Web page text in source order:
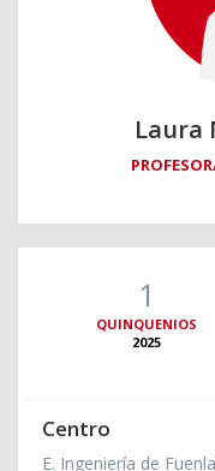
Laura
1
QUINQUENIOS
2025
Centro
E. Ingeniería de